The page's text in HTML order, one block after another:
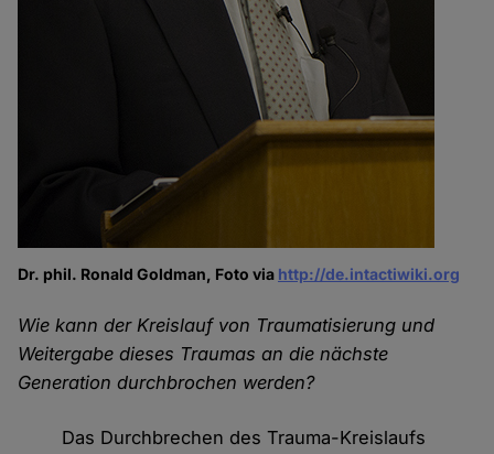
Dr. phil. Ronald Goldman, Foto via http://de.intactiwiki.org
Wie kann der Kreislauf von Traumatisierung und
Weitergabe dieses Traumas an die nächste
Generation durchbrochen werden?
Das Durchbrechen des Trauma-Kreislaufs